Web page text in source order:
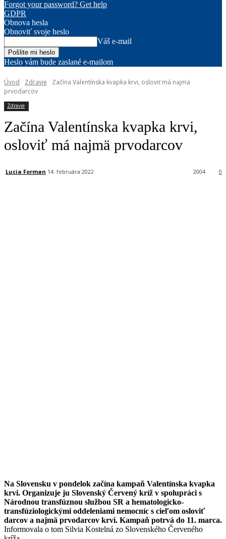
Forgot your password? Get help
GDPR
Obnova hesla
Obnoviť svoje heslo
Váš e-mail
Heslo vám bude zaslané e-mailom
Úvod Zdravie
Začína Valentínska kvapka krvi, osloviť má najmä
prvodarcov
Zdravie
Začína Valentínska kvapka krvi,
osloviť má najmä prvodarcov
Lucia Forman 14. februára 2022 0
2004
Na Slovensku v pondelok začína kampaň Valentínska kvapka
krvi. Organizuje ju Slovenský Červený kríž v spolupráci s
Národnou transfúznou službou SR a hematologicko-
transfúziologickými oddeleniami nemocníc s cieľom osloviť
darcov a najmä prvodarcov krvi. Kampaň potrvá do 11. marca.
Informovala o tom Silvia Kostelná zo Slovenského Červeného